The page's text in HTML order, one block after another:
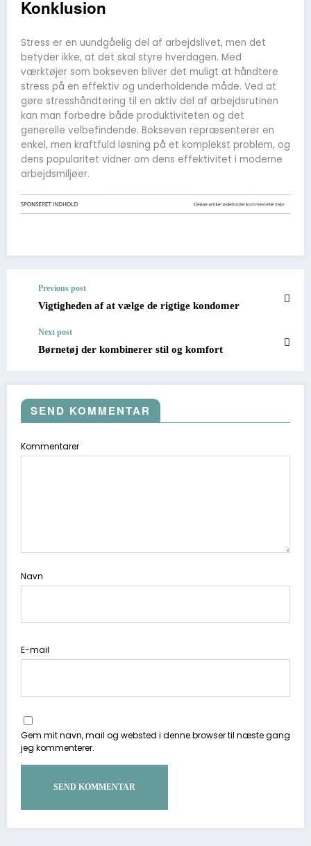
Konklusion
Stress er en uundgåelig del af arbejdslivet, men det
betyder ikke, at det skal styre hverdagen. Med
værktøjer som bokseven bliver det muligt at håndtere
stress på en effektiv og underholdende måde. Ved at
gøre stresshåndtering til en aktiv del af arbejdsrutinen
kan man forbedre både produktiviteten og det
generelle velbefindende. Bokseven repræsenterer en
enkel, men kraftfuld løsning på et komplekst problem, og
dens popularitet vidner om dens effektivitet i moderne
arbejdsmiljøer.
Previous post
Vigtigheden af at vælge de rigtige kondomer
Next post
Børnetøj der kombinerer stil og komfort
SEND KOMMENTAR
Kommentarer
Navn
E-mail
Gem mit navn, mail og websted i denne browser til næste gang
jeg kommenterer.